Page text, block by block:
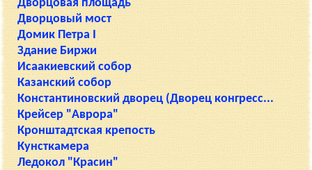
Дворцовая площадь
Дворцовый мост
Домик Петра I
Здание Биржи
Исаакиевский собор
Казанский собор
Константиновский дворец (Дворец конгресс...
Крейсер "Аврора"
Кронштадтская крепость
Кунсткамера
Ледокол "Красин"